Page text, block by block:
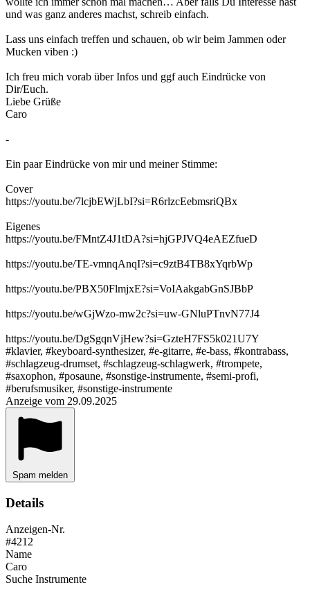
und was ganz anderes machst, schreib einfach.
Lass uns einfach treffen und schauen, ob wir beim Jammen oder
Mucken viben :)
Ich freu mich vorab über Infos und ggf auch Eindrücke von
Dir/Euch.
Liebe Grüße
Caro
-
Ein paar Eindrücke von mir und meiner Stimme:
Cover
https://youtu.be/7lcjbEWjLbI?si=R6rlzcEebmsriQBx
Eigenes
https://youtu.be/FMntZ4J1tDA?si=hjGPJVQ4eAEZfueD
https://youtu.be/TE-vmnqAnqI?si=c9ztB4TB8xYqrbWp
https://youtu.be/PBX50FlmjxE?si=VoIAakgabGnSJBbP
https://youtu.be/wGjWzo-mw2c?si=uw-GNluPTnvN77J4
https://youtu.be/DgSgqnVjHew?si=GzteH7FS5k021U7Y
#klavier, #keyboard-synthesizer, #e-gitarre, #e-bass, #kontrabass,
#schlagzeug-drumset, #schlagzeug-schlagwerk, #trompete,
#saxophon, #posaune, #sonstige-instrumente, #semi-profi,
#berufsmusiker, #sonstige-instrumente
Anzeige vom 29.09.2025
Spam melden
Details
Anzeigen-Nr.
#4212
Name
Caro
Suche Instrumente